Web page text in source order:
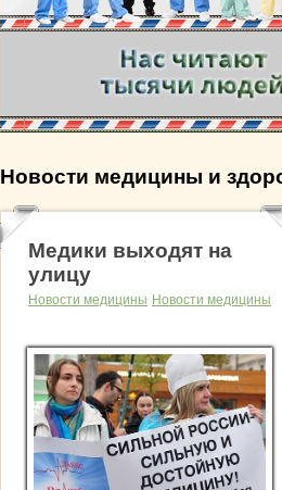
Новости медицины и
Медики выходят на
улицу
Новости медицины Новости медицины